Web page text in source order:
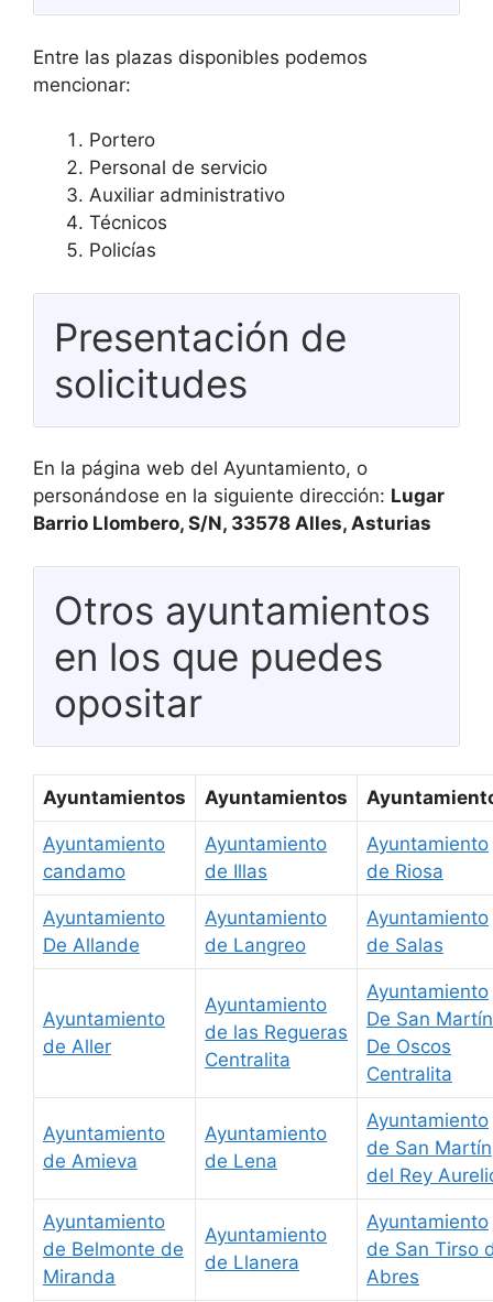
Entre las plazas disponibles podemos
mencionar:
Portero
Personal de servicio
Auxiliar administrativo
Técnicos
Policías
Presentación de
solicitudes
En la página web del Ayuntamiento, o
personándose en la siguiente dirección: Lugar
Barrio Llombero, S/N, 33578 Alles, Asturias
Otros ayuntamientos
en los que puedes
opositar
Ayuntamientos Ayuntamientos
Ayuntamiento
candamo
Ayuntamiento
de Illas
Ayuntamiento
de Riosa
Ayuntamiento
De Allande
Ayuntamiento
de Langreo
Ayuntamiento
de Salas
Ayuntamiento
de Aller
Ayuntamiento
de las Regueras
Centralita
Ayuntamiento
De San Martín
De Oscos
Centralita
Ayuntamiento
de Amieva
Ayuntamiento
de Lena
Ayuntamiento
de San Martín
del Rey
Ayuntamiento
de Belmonte de
Miranda
Ayuntamiento
de Llanera
Ayuntamiento
de San Tirso
Abres